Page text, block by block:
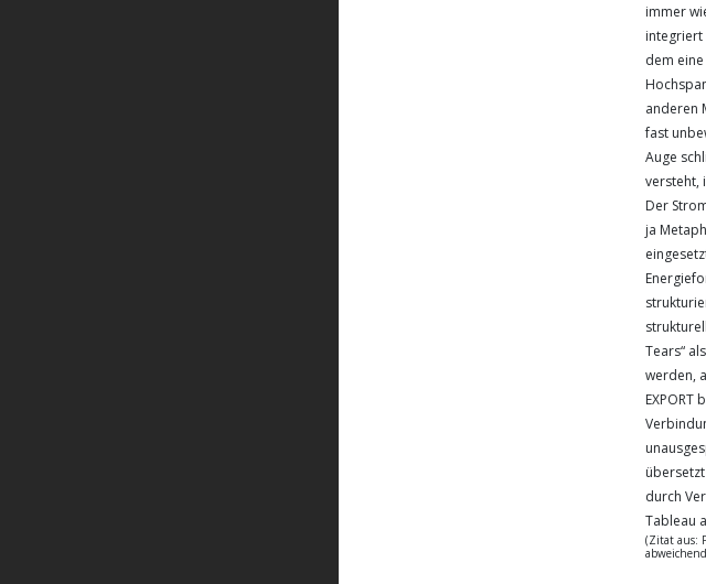
immer
integriert
dem
anderen
fast
Auge
versteht,
Der
ja
Tears“
werden,
EXPORT
durch
Tableau
(Zitat aus: